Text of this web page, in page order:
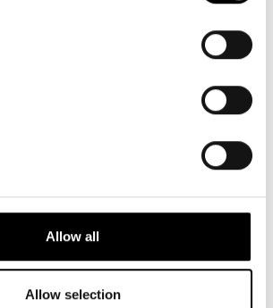
Allow all
Allow selection
Browsers auf Ihrem Endgerät
wie beispielsweise den
einer Webseite, und
Session Storage ist dem Local
ähnlich, wohingegen die
des aktuellen Tabs
werden die Session Storage
um Informationen, welche ein
der Webinhalte bereitstellt)auf